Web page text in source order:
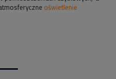
oświetlenie